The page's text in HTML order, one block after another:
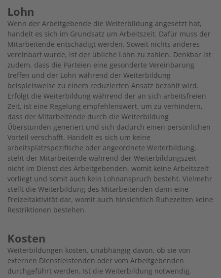
Lohn
Wenn der Arbeitgebende die Weiterbildung angesetzt hat,
handelt es sich im Grundsatz um Arbeitszeit. Dafür muss der
Mitarbeitende entschädigt werden. Soweit nichts anderes
vereinbart wurde, ist der übliche Lohn zu zahlen. Denkbar ist
zudem, dass die Parteien eine gesonderte Vereinbarung
treffen und der Lohn während der Weiterbildung
beispielsweise zu einem reduzierten Ansatz bezahlt wird.
Erfolgt die Weiterbildung während der an sich arbeitsfreien
Zeit, ist eine Regelung empfehlenswert, um zu verhindern,
dass der Mitarbeitende durch die Weiterbildung
Überstunden generiert und sich dadurch einen persönlichen
Vorteil verschafft. Handelt es sich um keine
arbeitsplatzspezifische oder angeordnete Weiterbildung,
steht der Mitarbeitende während der Weiterbildungszeit
nicht im Dienst des Arbeitgebenden, womit keine Arbeitszeit
vorliegt und somit auch kein Lohnanspruch besteht. Vielmehr
stellt die Weiterbildung des Mitarbeitenden dann eine
Freizeitaktivität dar, womit auch hinsichtlich Ruhezeiten keine
Restriktionen bestehen.
Kosten
Weiterbildungen kosten, unabhängig davon, ob sie von
externen Dienstleistenden oder vom Arbeitgebenden
durchgeführt werden. Ist die Weiterbildung notwendig,